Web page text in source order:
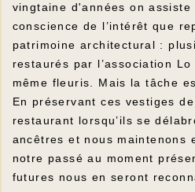
vingtaine d'années on
conscience de l’intérêt que
patrimoine architectural :
restaurés par l’association
même fleuris. Mais la tâche
En préservant ces vestiges
restaurant lorsqu’ils se
ancêtres et nous maintenons
notre passé au moment
futures nous en seront